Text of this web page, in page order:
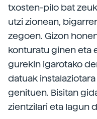
txosten-pilo bat
utzi zionean,
zegoen. Gizon
konturatu ginen eta
gurekin igarotako
datuak
genituen. Bisitan
zientzilari eta lagun